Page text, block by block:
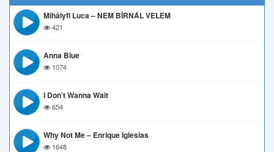
Mihályfi Luca – NEM BÍRNÁL VELEM
421
Anna Blue
1074
I Don’t Wanna Wait
654
Why Not Me – Enrique Iglesias
1648